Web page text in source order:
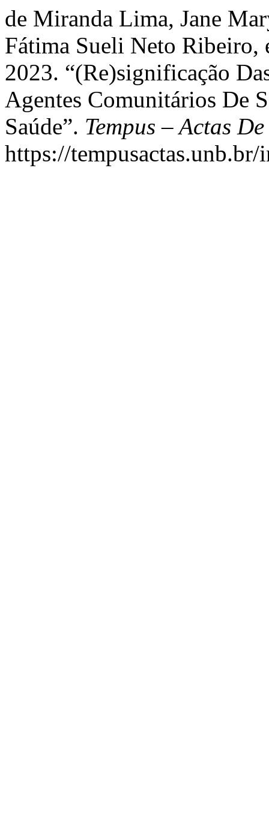
de Miranda Lima, Jane
Fátima Sueli Neto Ribeiro,
2023. “(Re)significação
Agentes Comunitários De
Saúde”. Tempus – Actas
https://